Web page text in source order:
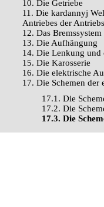
10. Die Getriebe
11. Die kardannyj
Antriebes der
12. Das Bremssystem
13. Die Aufhängung
14. Die Lenkung und
15. Die Karosserie
16. Die elektrische
17. Die Schemen der
17.1. Die
17.2. Die
17.3. Die